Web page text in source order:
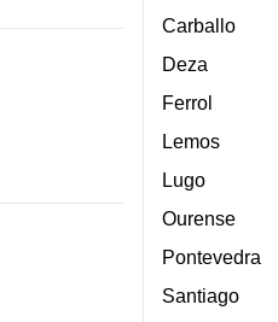
Carballo
Deza
Ferrol
Lemos
Lugo
Ourense
Pontevedra
Santiago